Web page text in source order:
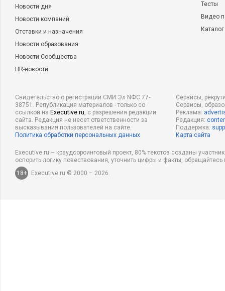
Новости дня
Новости компаний
Отставки и назначения
Новости образования
Новости Сообщества
HR-новости
Тесты
Видео
Свидетельство о регистрации СМИ Эл NФС 77-
38751. Републикация материалов - только со
ссылкой на Executive.ru, с разрешения редакции
сайта. Редакция не несет ответственности за
высказывания пользователей на сайте.
Политика обработки персональных данных
Сервисы,
Сервисы,
Реклама:
Редакция:
Поддержка:
Карта сайта
Executive.ru – краудсорсинговый проект, 80% текстов созданы
оспорить логику повествования, уточнить цифры и факты,
18+
Executive.ru © 2000 – 2026.